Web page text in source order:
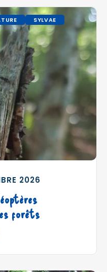
SYLVAE
2026
forêts